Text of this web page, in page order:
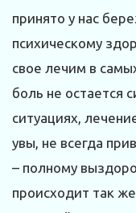
принято у нас
психическому
свое лечим в
боль не остается
ситуациях,
увы, не всегда
– полному
происходит так